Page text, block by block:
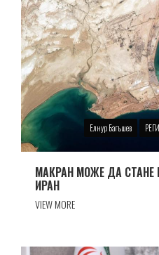
Елнур Багъшев
МАКРАН МОЖЕ ДА СТАНЕ
ИРАН
VIEW MORE